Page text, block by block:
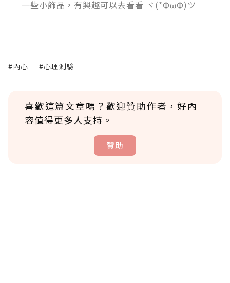
一些小飾品，有興趣可以去看看 ヾ(*ΦωΦ)ツ
#內心 #心理測驗
喜歡這篇文章嗎？歡迎贊助作者，好內
容值得更多人支持。
贊助